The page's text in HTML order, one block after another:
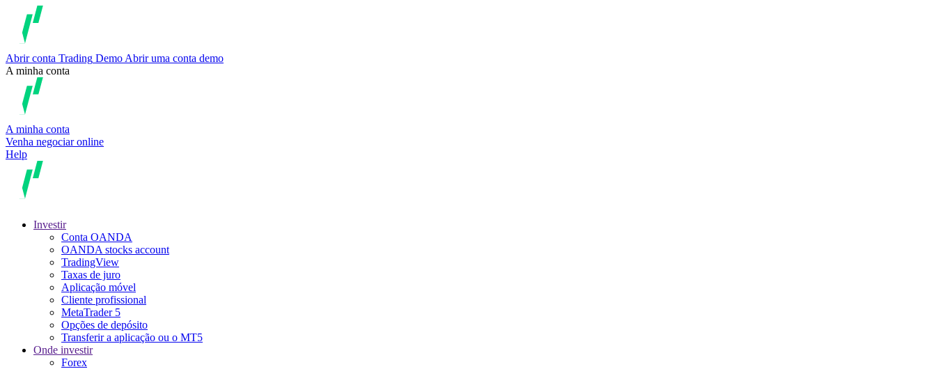
Abrir conta Trading Demo Abrir uma conta demo
A minha conta
A minha conta
Venha negociar online
Help
Investir
Conta OANDA
OANDA stocks account
TradingView
Taxas de juro
Aplicação móvel
Cliente profissional
MetaTrader 5
Opções de depósito
Transferir a aplicação ou o MT5
Onde investir
Forex